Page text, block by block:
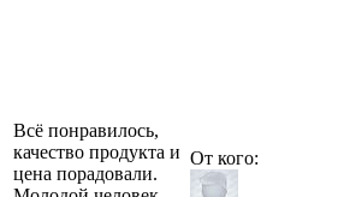
Всё понравилось,
качество продукта и
цена порадовали.
От кого: